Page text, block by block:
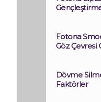
Fotona
Göz Çevresi
Dövme
Faktörler